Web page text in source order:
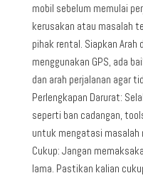
mobil sebelum memulai
kerusakan atau masalah
pihak rental. Siapkan Arah
menggunakan GPS, ada
dan arah perjalanan agar
Perlengkapan Darurat:
seperti ban cadangan,
untuk mengatasi masalah
Cukup: Jangan
lama. Pastikan kalian